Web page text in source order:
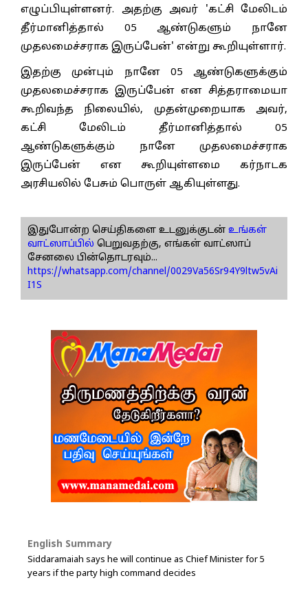
எழுப்பியுள்ளனர். அதற்கு அவர் 'கட்சி மேலிடம்
தீர்மானித்தால் 05 ஆண்டுகளும் நானே
முதலமைச்சராக இருப்பேன்' என்று கூறியுள்ளார்.
இதற்கு முன்பும் நானே 05 ஆண்டுகளுக்கும்
முதலமைச்சராக இருப்பேன் என சித்தராமையா
கூறிவந்த நிலையில், முதன்முறையாக அவர்,
கட்சி மேலிடம் தீர்மானித்தால் 05
ஆண்டுகளுக்கும் நானே முதலமைச்சராக
இருப்பேன் என கூறியுள்ளமை கர்நாடக
அரசியலில் பேசும் பொருள் ஆகியுள்ளது.
இதுபோன்ற செய்திகளை உடனுக்குடன் உங்கள்
வாட்ஸாப்பில் பெறுவதற்கு, எங்கள் வாட்ஸாப்
சேனலை பின்தொடரவும்...
https://whatsapp.com/channel/0029Va56Sr94Y9ltw5vAi
I1S
English Summary
Siddaramaiah says he will continue as Chief Minister for 5
years if the party high command decides